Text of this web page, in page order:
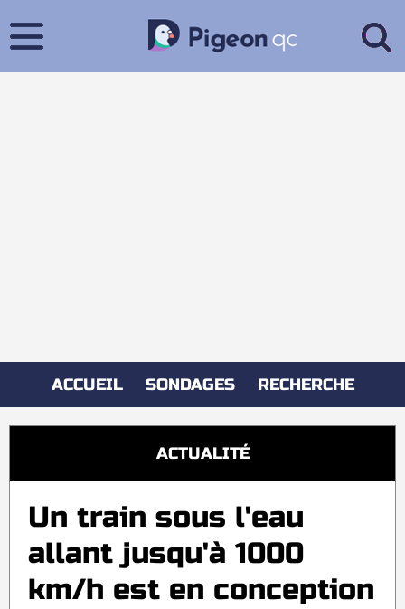
ACCUEIL SONDAGES RECHERCHE
ACTUALITÉ
Un train sous l'eau
allant jusqu'à 1000
km/h est en conception